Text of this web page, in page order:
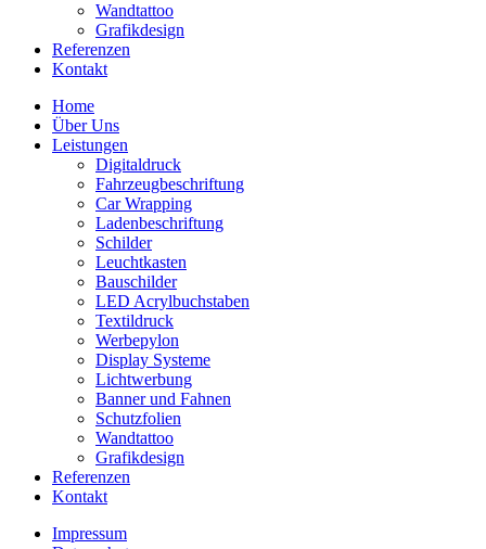
Wandtattoo
Grafikdesign
Referenzen
Kontakt
Home
Über Uns
Leistungen
Digitaldruck
Fahrzeugbeschriftung
Car Wrapping
Ladenbeschriftung
Schilder
Leuchtkasten
Bauschilder
LED Acrylbuchstaben
Textildruck
Werbepylon
Display Systeme
Lichtwerbung
Banner und Fahnen
Schutzfolien
Wandtattoo
Grafikdesign
Referenzen
Kontakt
Impressum